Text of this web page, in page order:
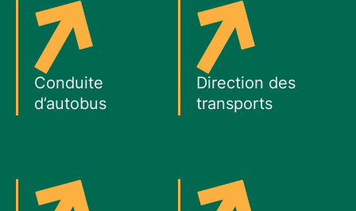
Conduite
d’autobus
Direction des
transports